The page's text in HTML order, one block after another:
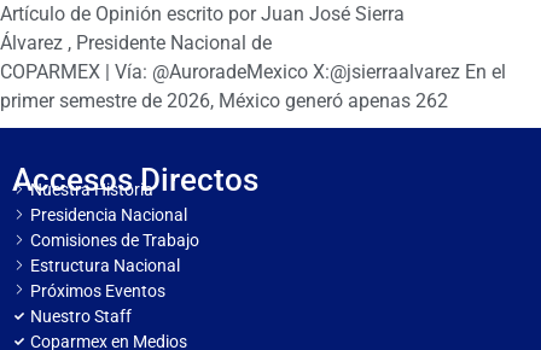
Artículo de Opinión escrito por Juan José Sierra
Álvarez , Presidente Nacional de
COPARMEX | Vía: @AuroradeMexico X:@jsierraalvarez En el
primer semestre de 2026, México generó apenas 262
Accesos Directos
Nuestra Historia
Presidencia Nacional
Comisiones de Trabajo
Estructura Nacional
Próximos Eventos
Nuestro Staff
Coparmex en Medios